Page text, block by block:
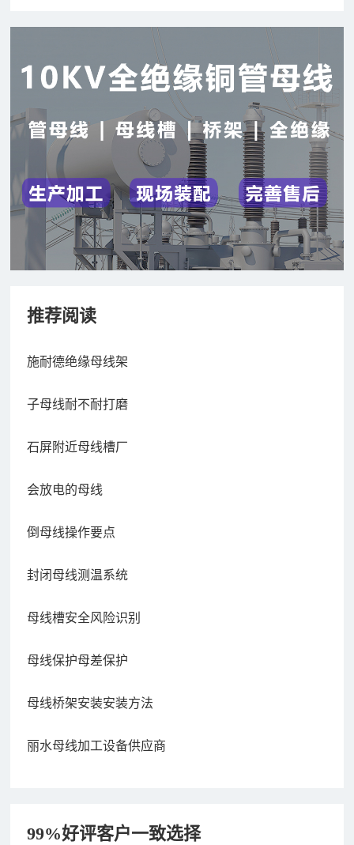
推荐阅读
施耐德绝缘母线架
子母线耐不耐打磨
石屏附近母线槽厂
会放电的母线
倒母线操作要点
封闭母线测温系统
母线槽安全风险识别
母线保护母差保护
母线桥架安装安装方法
丽水母线加工设备供应商
99%好评客户一致选择